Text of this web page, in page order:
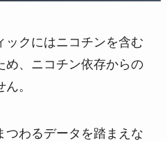
ックにはニコチンを含む
め、ニコチン依存からの
。
つわるデータを踏まえな